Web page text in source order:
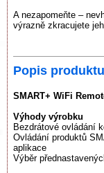
A nezapomeňte –
výrazně zkracujete
Popis produktu
SMART+ WiFi
Výhody výrobku
Bezdrátové ovládání
Ovládání produktů
aplikace
Výběr